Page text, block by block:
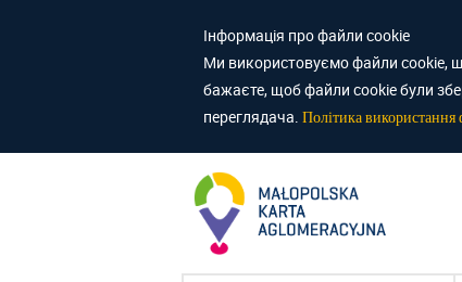
Інформація про файли cookie
Ми використовуємо файли cookie,
бажаєте, щоб файли cookie були
переглядача. Політика